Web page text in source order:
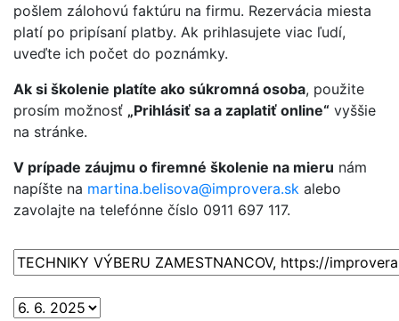
pošlem zálohovú faktúru na firmu. Rezervácia miesta
platí po pripísaní platby. Ak prihlasujete viac ľudí,
uveďte ich počet do poznámky.
Ak si školenie platíte ako súkromná osoba, použite
prosím možnosť „Prihlásiť sa a zaplatiť online“ vyššie
na stránke.
V prípade záujmu o firemné školenie na mieru nám
napíšte na martina.belisova@improvera.sk alebo
zavolajte na telefónne číslo 0911 697 117.